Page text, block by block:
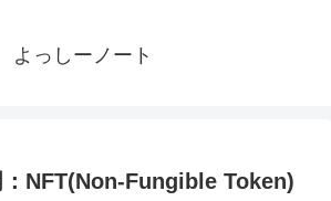
よっしーノート
NFT(Non-Fungible Token)